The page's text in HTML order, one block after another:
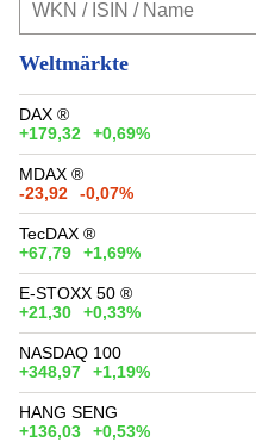
Weltmärkte
DAX ®
+179,32
+0,69%
MDAX ®
-23,92
-0,07%
TecDAX ®
+67,79
+1,69%
E-STOXX 50 ®
+21,30
+0,33%
NASDAQ 100
+348,97
+1,19%
HANG SENG
+136,03
+0,53%